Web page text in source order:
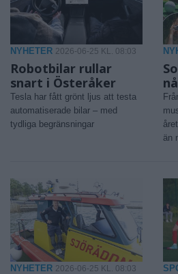
NYHETER 2026-06-25 KL. 08:03
Robotbilar rullar
snart i Österåker
Tesla har fått grönt ljus att testa
automatiserade bilar – med
tydliga begränsningar
än
NYHETER 2026-06-25 KL. 08:03